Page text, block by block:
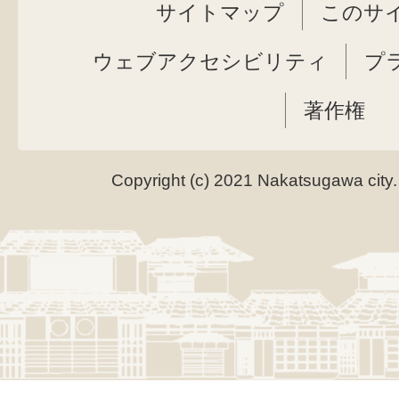
サイトマップ このサ
ウェブアクセシビリティ プ
著作権
Copyright (c) 2021 Nakatsugawa